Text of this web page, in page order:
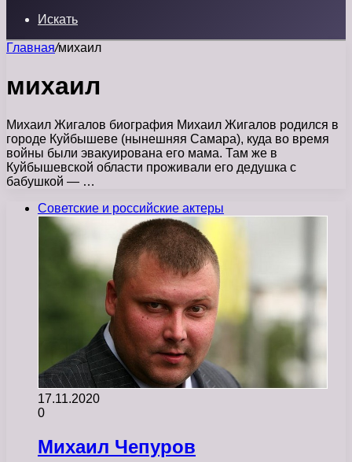
Искать
Главная/михаил
михаил
Михаил Жигалов биография Михаил Жигалов родился в
городе Куйбышеве (нынешняя Самара), куда во время
войны были эвакуирована его мама. Там же в
Куйбышевской области проживали его дедушка с
бабушкой — …
Советские и российские актеры
17.11.2020
0
Михаил Чепуров